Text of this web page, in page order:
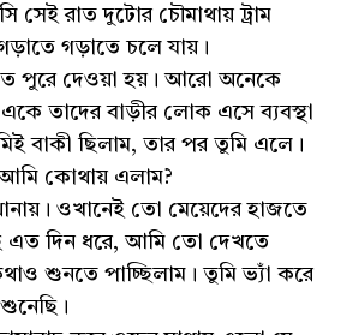
সেই রাত দুটোর চৌমাথায় ট্রাম
গড়াতে চলে যায়।
পুরে দেওয়া হয়। আরো অনেকে
তাদের বাড়ীর লোক এসে ব্যবস্থা
বাকী ছিলাম, তার পর তুমি এলে।
কোথায় এলাম?
ওখানেই তো মেয়েদের হাজতে
এত দিন ধরে, আমি তো দেখতে
শুনতে পাচ্ছিলাম। তুমি ভ্যাঁ করে